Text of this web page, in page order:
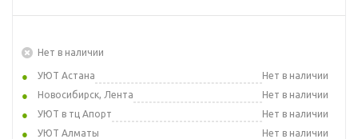
Нет в наличии
УЮТ Астана
Нет в наличии
Новосибирск, Лента
Нет в наличии
УЮТ в тц Апорт
Нет в наличии
УЮТ Алматы
Нет в наличии